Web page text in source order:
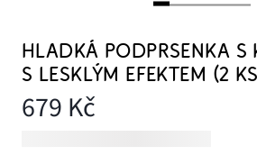
HLADKÁ PODPRSENKA S
S LESKLÝM EFEKTEM (2
679 Kč